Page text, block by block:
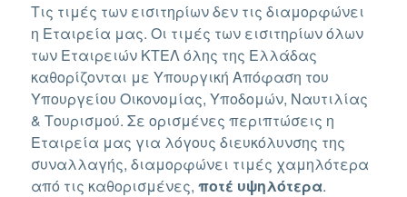
Τις τιμές των εισιτηρίων δεν τις διαμορφώνει
η Εταιρεία μας. Οι τιμές των εισιτηρίων όλων
των Εταιρειών ΚΤΕΛ όλης της Ελλάδας
καθορίζονται με Υπουργική Απόφαση του
Υπουργείου Οικονομίας, Υποδομών, Ναυτιλίας
& Τουρισμού. Σε ορισμένες περιπτώσεις η
Εταιρεία μας για λόγους διευκόλυνσης της
συναλλαγής, διαμορφώνει τιμές χαμηλότερα
από τις καθορισμένες,ποτέ υψηλότερα.